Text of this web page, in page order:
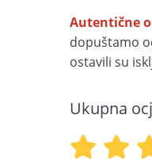
Autentične
dopuštamo
ostavili su
Ukupna